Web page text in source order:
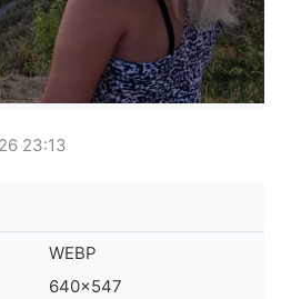
23:13
WEBP
640×547